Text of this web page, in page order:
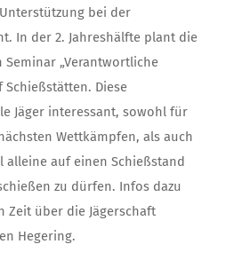
bei der
In der 2. Jahreshälfte plant die
Seminar „Verantwortliche
Diese
Jäger interessant, sowohl für
Wettkämpfen, als auch
auf einen Schießstand
zu dürfen. Infos dazu
Zeit über die Jägerschaft
Hegering.